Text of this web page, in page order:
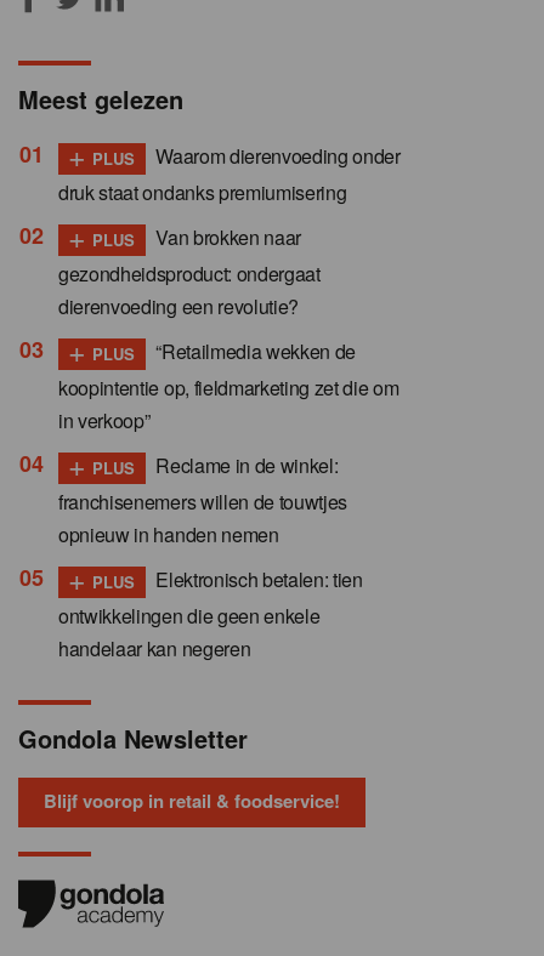
Meest gelezen
+ PLUS
Waarom dierenvoeding onder
druk staat ondanks premiumisering
+ PLUS
Van brokken naar
gezondheidsproduct: ondergaat
dierenvoeding een revolutie?
+ PLUS
“Retailmedia wekken de
koopintentie op, fieldmarketing zet die om
in verkoop”
+ PLUS
Reclame in de winkel:
franchisenemers willen de touwtjes
opnieuw in handen nemen
+ PLUS
Elektronisch betalen: tien
ontwikkelingen die geen enkele
handelaar kan negeren
Gondola Newsletter
Blijf voorop in retail & foodservice!